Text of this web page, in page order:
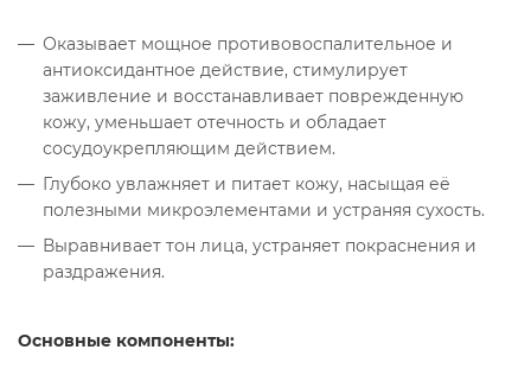
Оказывает мощное противовоспалительное и
антиоксидантное действие, стимулирует
заживление и восстанавливает поврежденную
кожу, уменьшает отечность и обладает
сосудоукрепляющим действием.
Глубоко увлажняет и питает кожу, насыщая её
полезными микроэлементами и устраняя сухость.
Выравнивает тон лица, устраняет покраснения и
раздражения.
Основные компоненты: